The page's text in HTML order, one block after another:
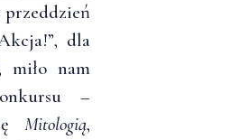
dla
miło nam
–
Mitologią,